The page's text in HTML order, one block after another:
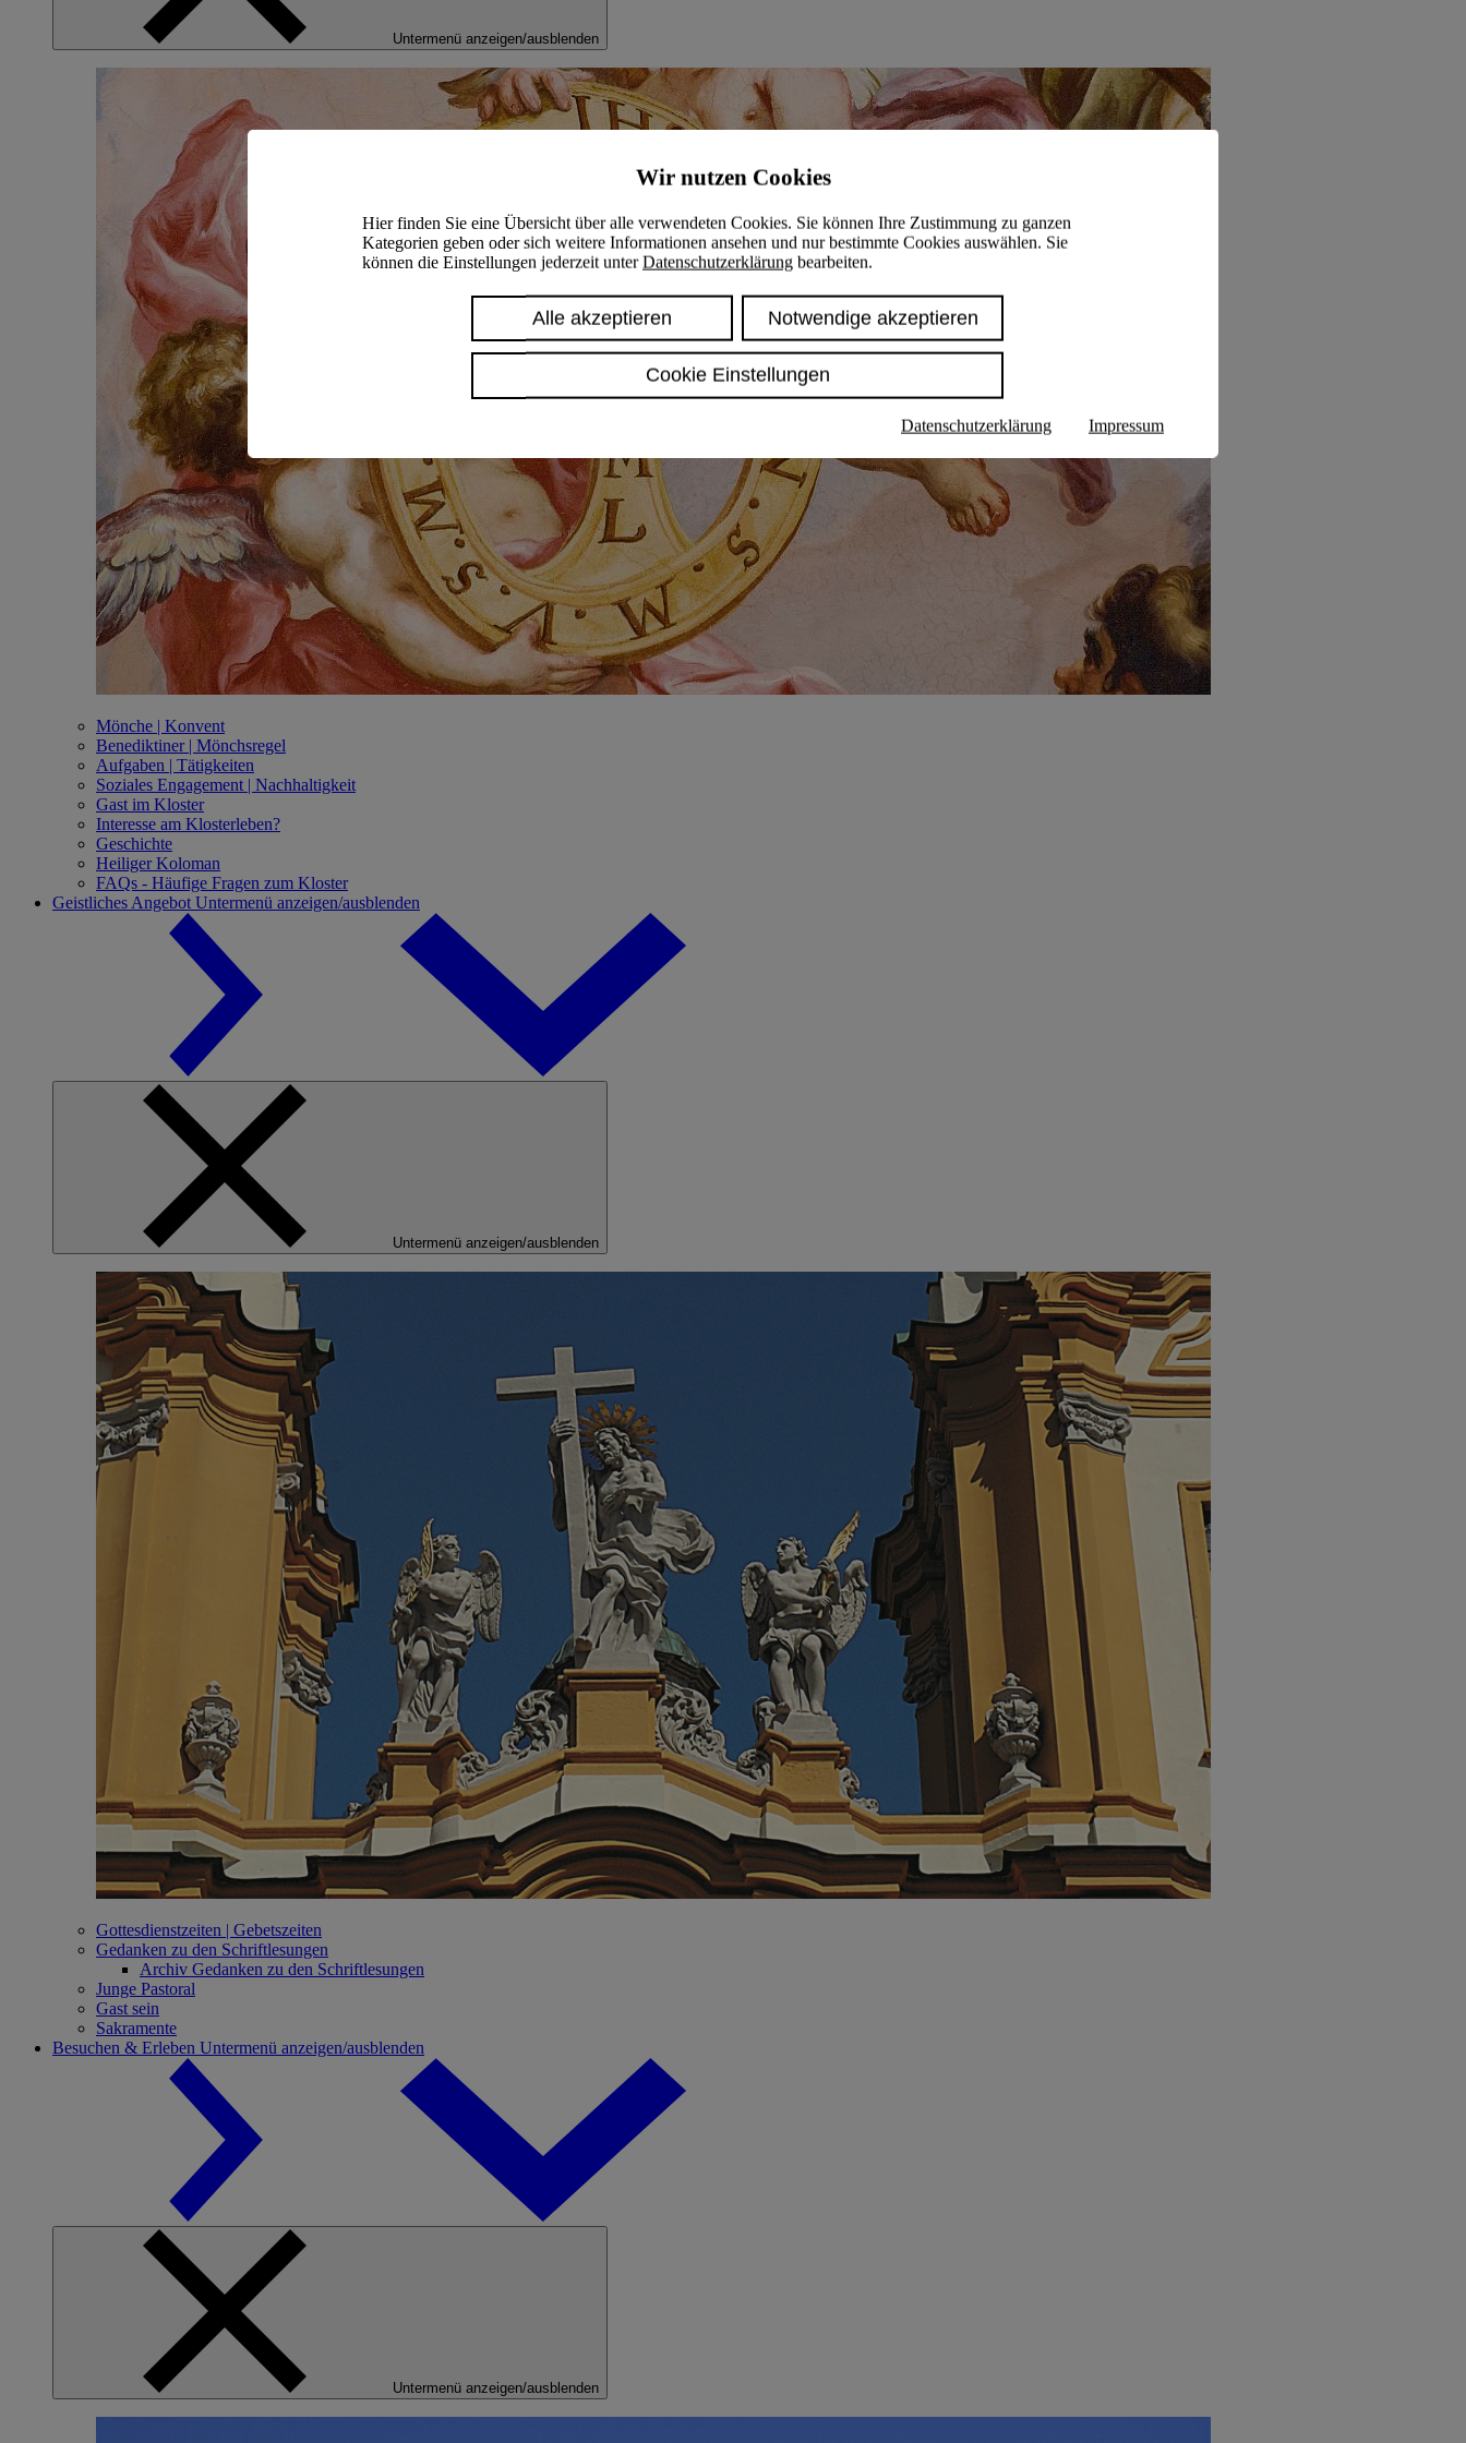
Wir nutzen Cookies
Hier finden Sie eine Übersicht über alle verwendeten Cookies. Sie können Ihre Zustimmung zu ganzen
Kategorien geben oder sich weitere Informationen ansehen und nur bestimmte Cookies auswählen. Sie
können die Einstellungen jederzeit unterDatenschutzerklärung bearbeiten.
Alle akzeptieren Notwendige akzeptieren
Cookie Einstellungen
Datenschutzerklärung Impressum
Untermenü anzeigen/ausblenden
Mönche | Konvent
Benediktiner | Mönchsregel
Aufgaben | Tätigkeiten
Soziales Engagement | Nachhaltigkeit
Gast im Kloster
Interesse am Klosterleben?
Geschichte
Heiliger Koloman
FAQs - Häufige Fragen zum Kloster
Geistliches Angebot Untermenü anzeigen/ausblenden
Untermenü anzeigen/ausblenden
Gottesdienstzeiten | Gebetszeiten
Gedanken zu den Schriftlesungen
Archiv Gedanken zu den Schriftlesungen
Junge Pastoral
Gast sein
Sakramente
Besuchen & Erleben Untermenü anzeigen/ausblenden
Untermenü anzeigen/ausblenden